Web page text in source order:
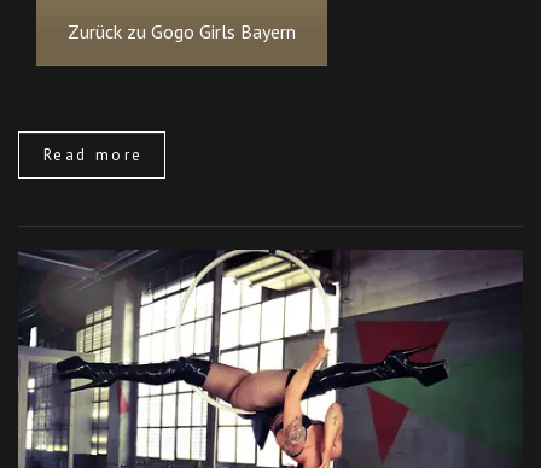
Zurück zu Gogo Girls Bayern
Read more